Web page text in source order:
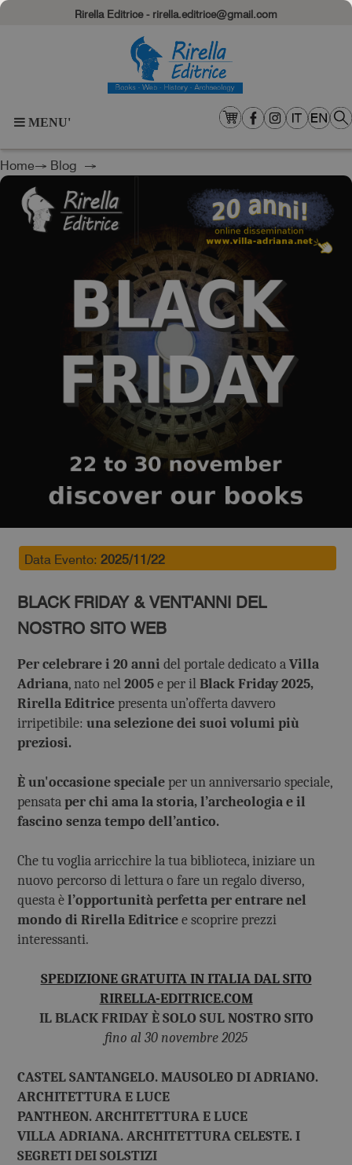
Rirella Editrice - rirella.editrice@gmail.com
MENU'
Home→ Blog →
Data Evento: 2025/11/22
BLACK FRIDAY & VENT'ANNI DEL
NOSTRO SITO WEB
Per celebrare i 20 anni del portale dedicato aVilla
Adriana, nato nel2005e per ilBlack Friday 2025,
Rirella Editrice presenta un’offerta davvero
irripetibile: una selezione dei suoi volumi più
preziosi.
È un'occasione speciale per un anniversario speciale,
pensataper chi ama la storia, l’archeologia e il
fascino senza tempo dell’antico.
Che tu voglia arricchire la tua biblioteca, iniziare un
nuovo percorso di lettura o fare un regalo diverso,
questa èl’opportunità perfetta per entrare nel
mondo di Rirella Editricee scoprire prezzi
interessanti.
SPEDIZIONE GRATUITA IN ITALIA DAL SITO
RIRELLA-EDITRICE.COM
IL BLACK FRIDAY È SOLO SUL NOSTRO SITO
fino al 30 novembre 2025
CASTEL SANTANGELO. MAUSOLEO DI ADRIANO.
ARCHITETTURA E LUCE
PANTHEON. ARCHITETTURA E LUCE
VILLA ADRIANA. ARCHITETTURA CELESTE. I
SEGRETI DEI SOLSTIZI